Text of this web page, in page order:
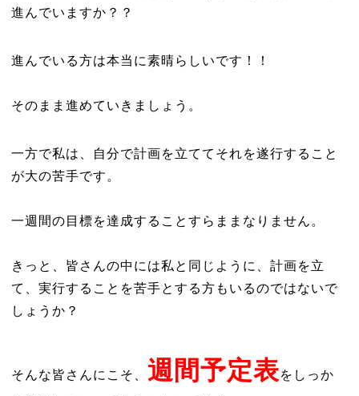
進んでいますか？？
進んでいる方は本当に素晴らしいです！！
そのまま進めていきましょう。
一方で私は、自分で計画を立ててそれを遂行すること
が大の苦手です。
一週間の目標を達成することすらままなりません。
きっと、皆さんの中には私と同じように、計画を立
て、実行することを苦手とする方もいるのではないで
しょうか？
そんな皆さんにこそ、 週間予定表をしっか